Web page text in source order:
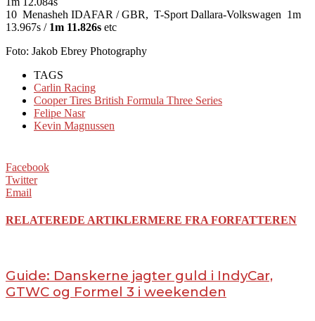
10 Menasheh IDAFAR / GBR, T-Sport Dallara-Volkswagen 1m
13.967s / 1m 11.826s etc
Foto: Jakob Ebrey Photography
TAGS
Carlin Racing
Cooper Tires British Formula Three Series
Felipe Nasr
Kevin Magnussen
Facebook
Twitter
Email
RELATEREDE ARTIKLERMERE FRA FORFATTEREN
Guide: Danskerne jagter guld i IndyCar,
GTWC og Formel 3 i weekenden